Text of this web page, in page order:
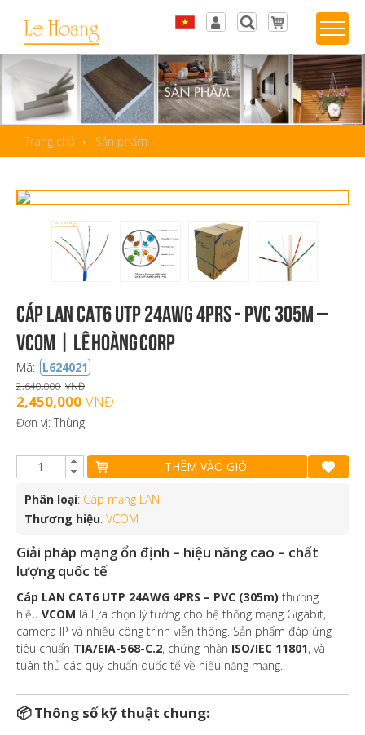
EnglishSản phẩm yêu thích
Trang chủ Sản phẩm
Cáp LAN CAT6 UTP 24AWG 4PRS - PVC 305m –
VCOM | Lê Hoàng Corp
Mã: L624021
2,640,000 VNĐ
2,450,000 VNĐ
Đơn vị: Thùng
THÊM VÀO GIỎ
Phân loại: Cáp mạng LAN
Thương hiệu: VCOM
Giải pháp mạng ổn định – hiệu năng cao – chất
lượng quốc tế
Cáp LAN CAT6 UTP 24AWG 4PRS – PVC (305m) thương
hiệu VCOM là lựa chọn lý tưởng cho hệ thống mạng Gigabit,
camera IP và nhiều công trình viễn thông. Sản phẩm đáp ứng
tiêu chuẩn TIA/EIA-568-C.2, chứng nhận ISO/IEC 11801, và
tuân thủ các quy chuẩn quốc tế về hiệu năng mạng.
📦Thông số kỹ thuật chung: